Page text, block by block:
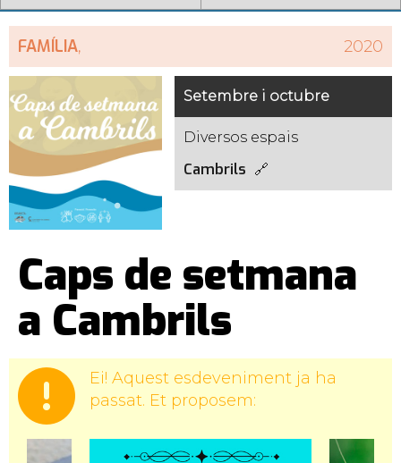
FAMÍLIA, 2020
Setembre i octubre
Diversos espais
Cambrils
Caps de setmana
a Cambrils
Ei! Aquest esdeveniment ja ha
passat. Et proposem: